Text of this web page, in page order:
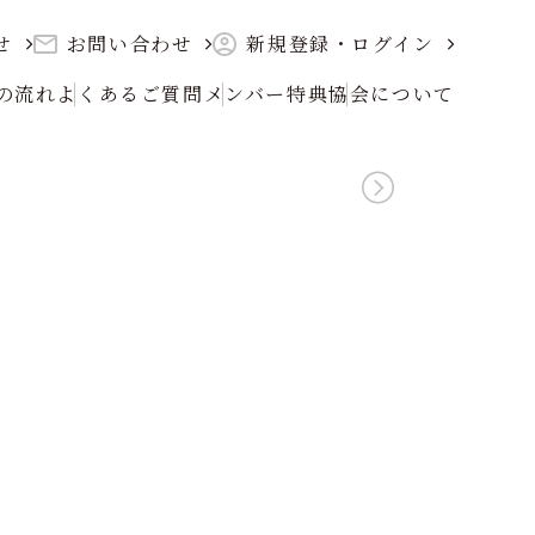
お問い合わせ
新規登録・ログイン
流れよくあるご質問 メンバー特典協会について